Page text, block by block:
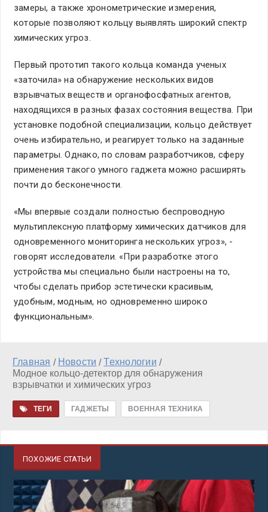
замеры, а также хронометрические измерения,
которые позволяют кольцу выявлять широкий спектр
химических угроз.
Первый прототип такого кольца команда ученых
«заточила» на обнаружение нескольких видов
взрывчатых веществ и органофосфатных агентов,
находящихся в разных фазах состояния вещества. При
установке подобной специализации, кольцо действует
очень избирательно, и реагирует только на заданные
параметры. Однако, по словам разработчиков, сферу
применения такого умного гаджета можно расширять
почти до бесконечности.
«Мы впервые создали полностью беспроводную
мультиплексную платформу химических датчиков для
одновременного мониторинга нескольких угроз», -
говорят исследователи. «При разработке этого
устройства мы специально были настроены на то,
чтобы сделать прибор эстетически красивым,
удобным, модным, но одновременно широко
функциональным».
Главная / Новости /Технологии /
Модное кольцо-детектор для обнаружения
взрывчатки и химических угроз
ТЕГИ ГАДЖЕТЫ ВОЕННАЯ ТЕХНИКА
ПОХОЖИЕ СТАТЬИ